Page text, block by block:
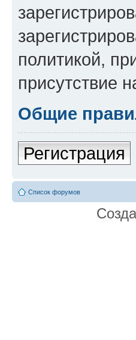
политикой,
присутствие
Общие
Регистрация
Список форумов